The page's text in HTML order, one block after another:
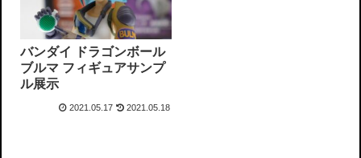
バンダイ ドラゴンボール
ブルマ フィギュアサンプ
ル展示
2021.05.17 2021.05.18